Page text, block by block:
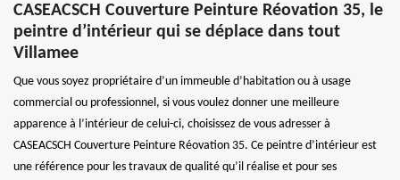
CASEACSCH Couverture Peinture Réovation 35, le
peintre d’intérieur qui se déplace dans tout
Villamee
Que vous soyez propriétaire d’un immeuble d’habitation ou à usage
commercial ou professionnel, si vous voulez donner une meilleure
apparence à l’intérieur de celui-ci, choisissez de vous adresser à
CASEACSCH Couverture Peinture Réovation 35. Ce peintre d’intérieur est
une référence pour les travaux de qualité qu’il réalise et pour ses